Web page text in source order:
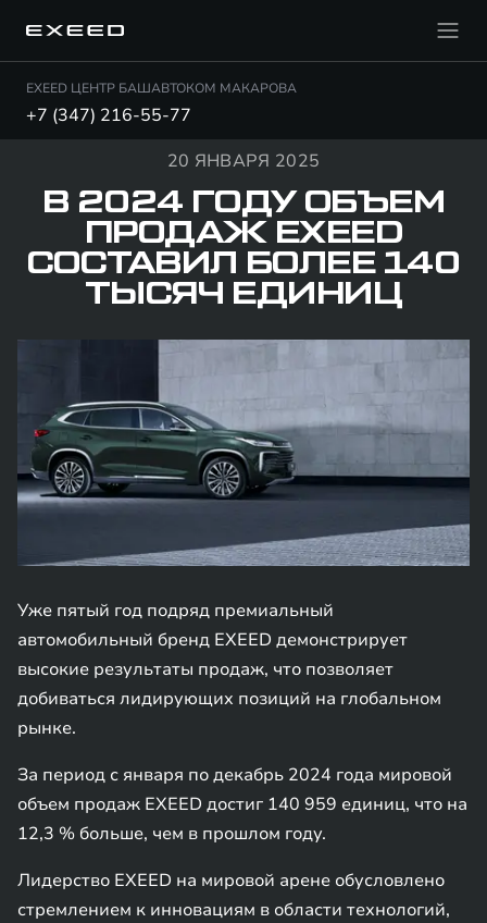
EXEED ЦЕНТР БАШАВТОКОМ МАКАРОВА
+7 (347) 216-55-77
20 ЯНВАРЯ 2025
В 2024 ГОДУ ОБЪЕМ
ПРОДАЖ EXEED
СОСТАВИЛ БОЛЕЕ 140
ТЫСЯЧ ЕДИНИЦ
Уже пятый год подряд премиальный
автомобильный бренд EXEED демонстрирует
высокие результаты продаж, что позволяет
добиваться лидирующих позиций на глобальном
рынке.
За период с января по декабрь 2024 года мировой
объем продаж EXEED достиг 140 959 единиц, что на
12,3 % больше, чем в прошлом году.
Лидерство EXEED на мировой арене обусловлено
стремлением к инновациям в области технологий,